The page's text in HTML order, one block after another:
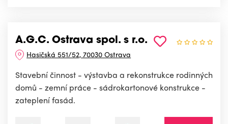
A.G.C. Ostrava spol. s r.o.
Hasičská 551/52, 70030 Ostrava
Stavební činnost - výstavba a rekonstrukce rodinných
domů - zemní práce - sádrokartonové konstrukce -
zateplení fasád.